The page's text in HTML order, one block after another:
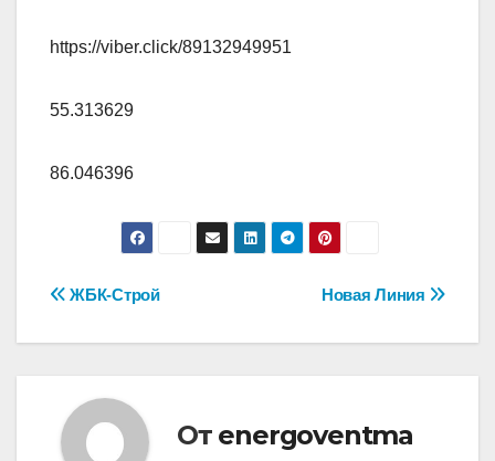
https://viber.click/89132949951
55.313629
86.046396
Навигация
по
записям
Новая Линия
ЖБК-Строй
От energoventma